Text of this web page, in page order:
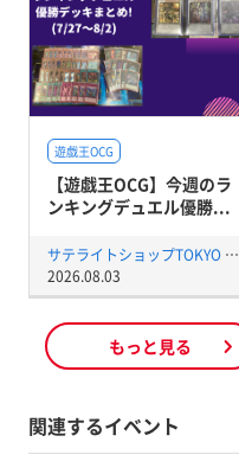
遊戯王OCG
【遊戯王OCG】今週のラ
ンキングデュエル優勝...
サテライトショップTOKYO 秋葉原店
2026.08.03
もっと見る
関連するイベント